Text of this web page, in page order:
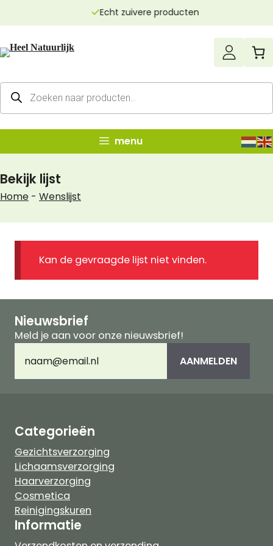
inhoud
Echt zuivere producten
Producten
zoeken
menu
Bekijk lijst
Home - Wenslijst
Kan de gevraagde lijst niet vinden.
Nieuwsbrief
Meld je aan voor onze nieuwsbrief!
mailadres(Vereist)
Categorieën
Gezichtsverzorging
Lichaamsverzorging
Haarverzorging
Cosmetica
Reinigingskuren
Informatie